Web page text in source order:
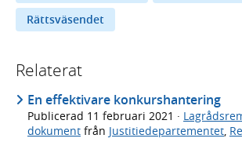
Rättsväsendet
Relaterat
En effektivare konkurshantering
Publicerad 11 februari 2021 ·
dokument från Justitiedepartementet,